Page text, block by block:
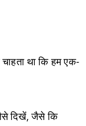
था कि हम एक-
दिखें, जैसे कि